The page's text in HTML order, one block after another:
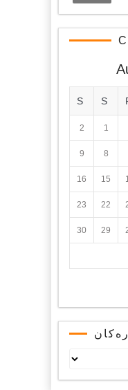
S
S
1
2
8
9
15
16
22
23
29
30